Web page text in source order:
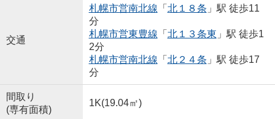
交通
札幌市営南北線 「 北１８条 」駅 徒歩11
分
札幌市営東豊線 「 北１３条東 」駅 徒歩1
2分
札幌市営南北線 「 北２４条 」駅 徒歩17
分
間取り
(専有面積)
1K(19.04㎡)